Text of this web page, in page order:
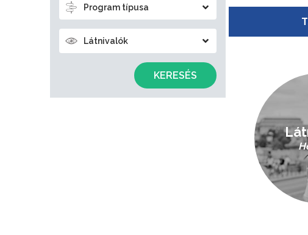
Program típusa
Látnivalók
KERESÉS